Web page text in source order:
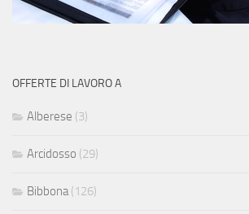
OFFERTE DI LAVORO A
Alberese (3)
Arcidosso (29)
Bibbona (126)